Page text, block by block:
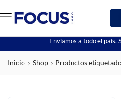
Enviamos a todo el país.
Inicio Shop Productos